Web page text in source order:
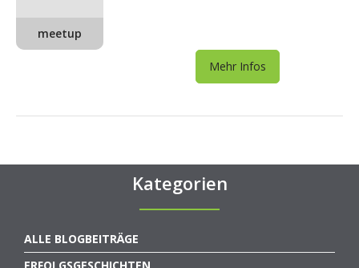
meetup
Mehr Infos
Kategorien
ALLE BLOGBEITRÄGE